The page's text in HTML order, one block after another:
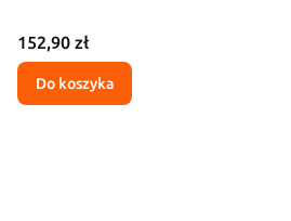
Cena
152,90 zł
Do koszyka